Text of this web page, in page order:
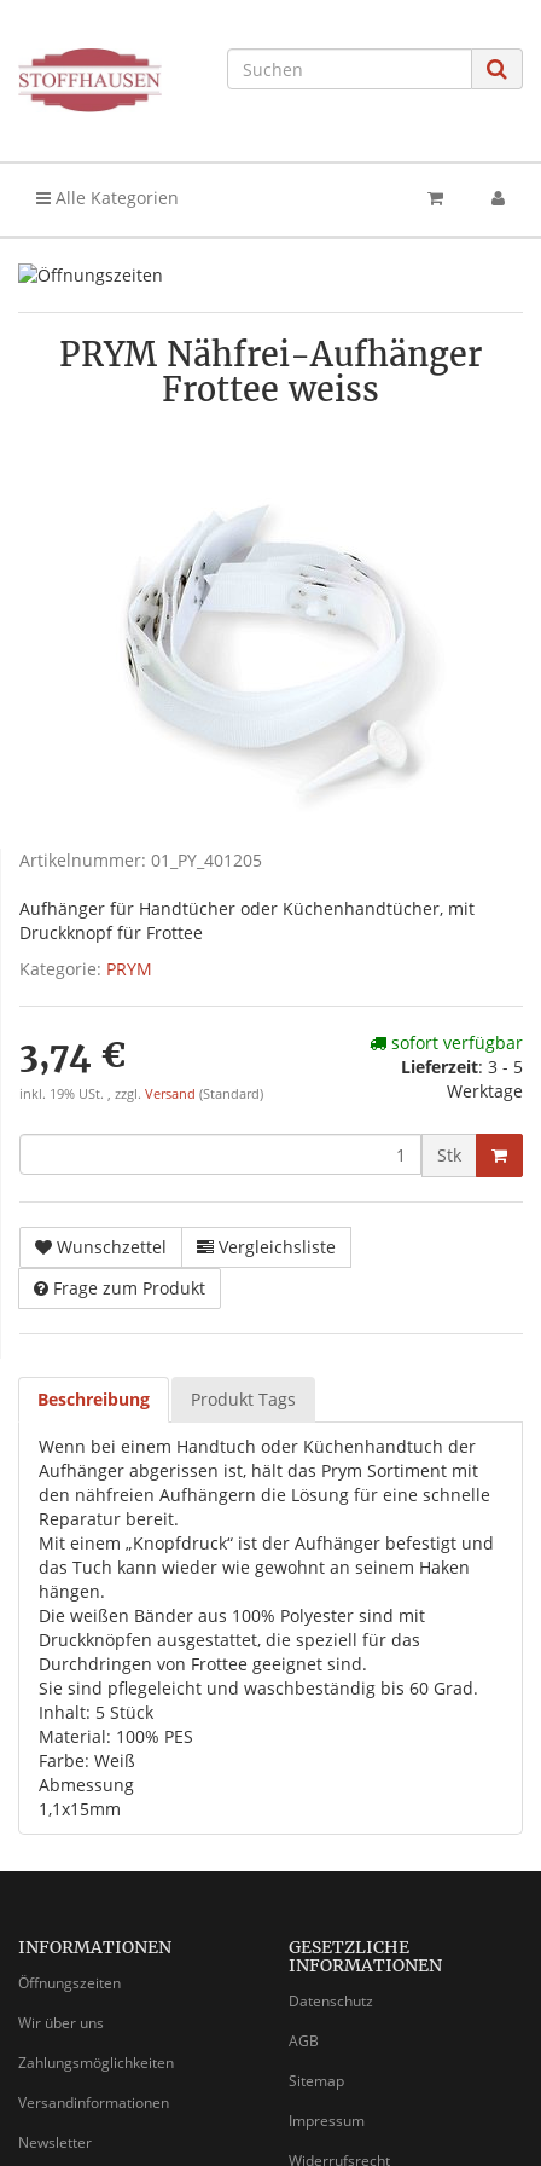
Alle Kategorien
PRYM Nähfrei-Aufhänger
Frottee weiss
Artikelnummer: 01_PY_401205
Aufhänger für Handtücher oder Küchenhandtücher, mit
Druckknopf für Frottee
Kategorie: PRYM
3,74 €
inkl. 19% USt. , zzgl. Versand (Standard)
sofort verfügbar
Lieferzeit: 3 - 5
Werktage
Stk
Wunschzettel
Vergleichsliste
Frage zum Produkt
Beschreibung Produkt Tags
Wenn bei einem Handtuch oder Küchenhandtuch der
Aufhänger abgerissen ist, hält das Prym Sortiment mit
den nähfreien Aufhängern die Lösung für eine schnelle
Reparatur bereit.
Mit einem „Knopfdruck“ ist der Aufhänger befestigt und
das Tuch kann wieder wie gewohnt an seinem Haken
hängen.
Die weißen Bänder aus 100% Polyester sind mit
Druckknöpfen ausgestattet, die speziell für das
Durchdringen von Frottee geeignet sind.
Sie sind pflegeleicht und waschbeständig bis 60 Grad.
Inhalt: 5 Stück
Material: 100% PES
Farbe: Weiß
Abmessung
1,1x15mm
INFORMATIONEN
Öffnungszeiten
Wir über uns
Zahlungsmöglichkeiten
Versandinformationen
Newsletter
GESETZLICHE
INFORMATIONEN
Datenschutz
AGB
Sitemap
Impressum
Widerrufsrecht